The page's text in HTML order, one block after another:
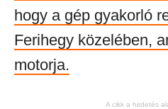
hogy a gép gyakorló
Ferihegy közelében,
motorja.
A cikk a hirdetés